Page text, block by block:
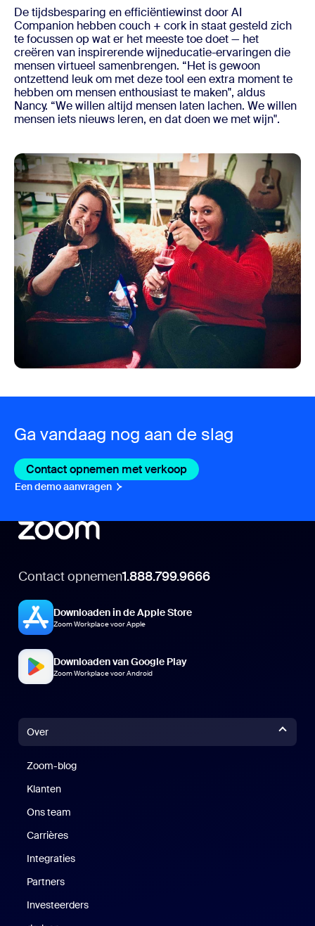
De tijdsbesparing en efficiëntiewinst door AI
Companion hebben couch + cork in staat gesteld zich
te focussen op wat er het meeste toe doet — het
creëren van inspirerende wijneducatie-ervaringen die
mensen virtueel samenbrengen. “Het is gewoon
ontzettend leuk om met deze tool een extra moment te
hebben om mensen enthousiast te maken", aldus
Nancy. “We willen altijd mensen laten lachen. We willen
mensen iets nieuws leren, en dat doen we met wijn".
Ga vandaag nog aan de slag
Contact opnemen met verkoop Contact opnemen met
Een demo aanvragen Een demo aanvragen
Contact opnemen1.888.799.9666
Downloaden in de Apple Store
Zoom Workplace voor Apple
Downloaden van Google Play
Zoom Workplace voor Android
Over
Zoom-blog
Klanten
Ons team
Carrières
Integraties
Partners
Investeerders